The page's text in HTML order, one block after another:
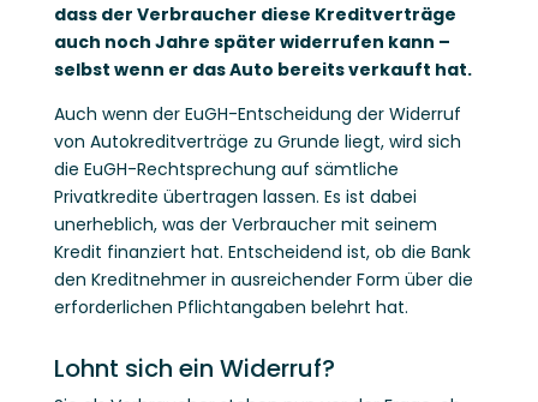
dass der Verbraucher diese Kreditverträge
auch noch Jahre später widerrufen kann –
selbst wenn er das Auto bereits verkauft hat.
Auch wenn der EuGH-Entscheidung der Widerruf
von Autokreditverträge zu Grunde liegt, wird sich
die EuGH-Rechtsprechung auf sämtliche
Privatkredite übertragen lassen. Es ist dabei
unerheblich, was der Verbraucher mit seinem
Kredit finanziert hat. Entscheidend ist, ob die Bank
den Kreditnehmer in ausreichender Form über die
erforderlichen Pflichtangaben belehrt hat.
Lohnt sich ein Widerruf?